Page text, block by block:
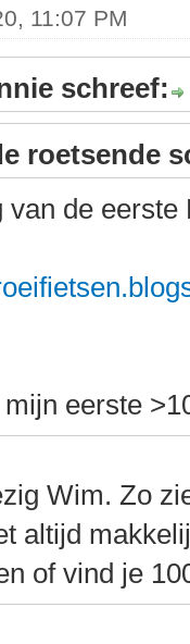
11:07 PM
schreef:
roetsende
van de
mijn eerste
Wim. Zo
altijd
of vind je